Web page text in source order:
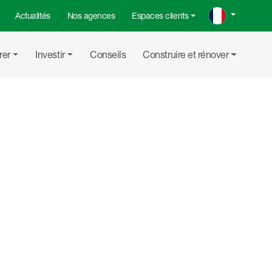
Actualités Nos agences Espaces clients
Investir Conseils Construire et rénover